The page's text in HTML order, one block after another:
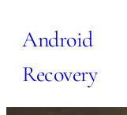
Android
Recovery